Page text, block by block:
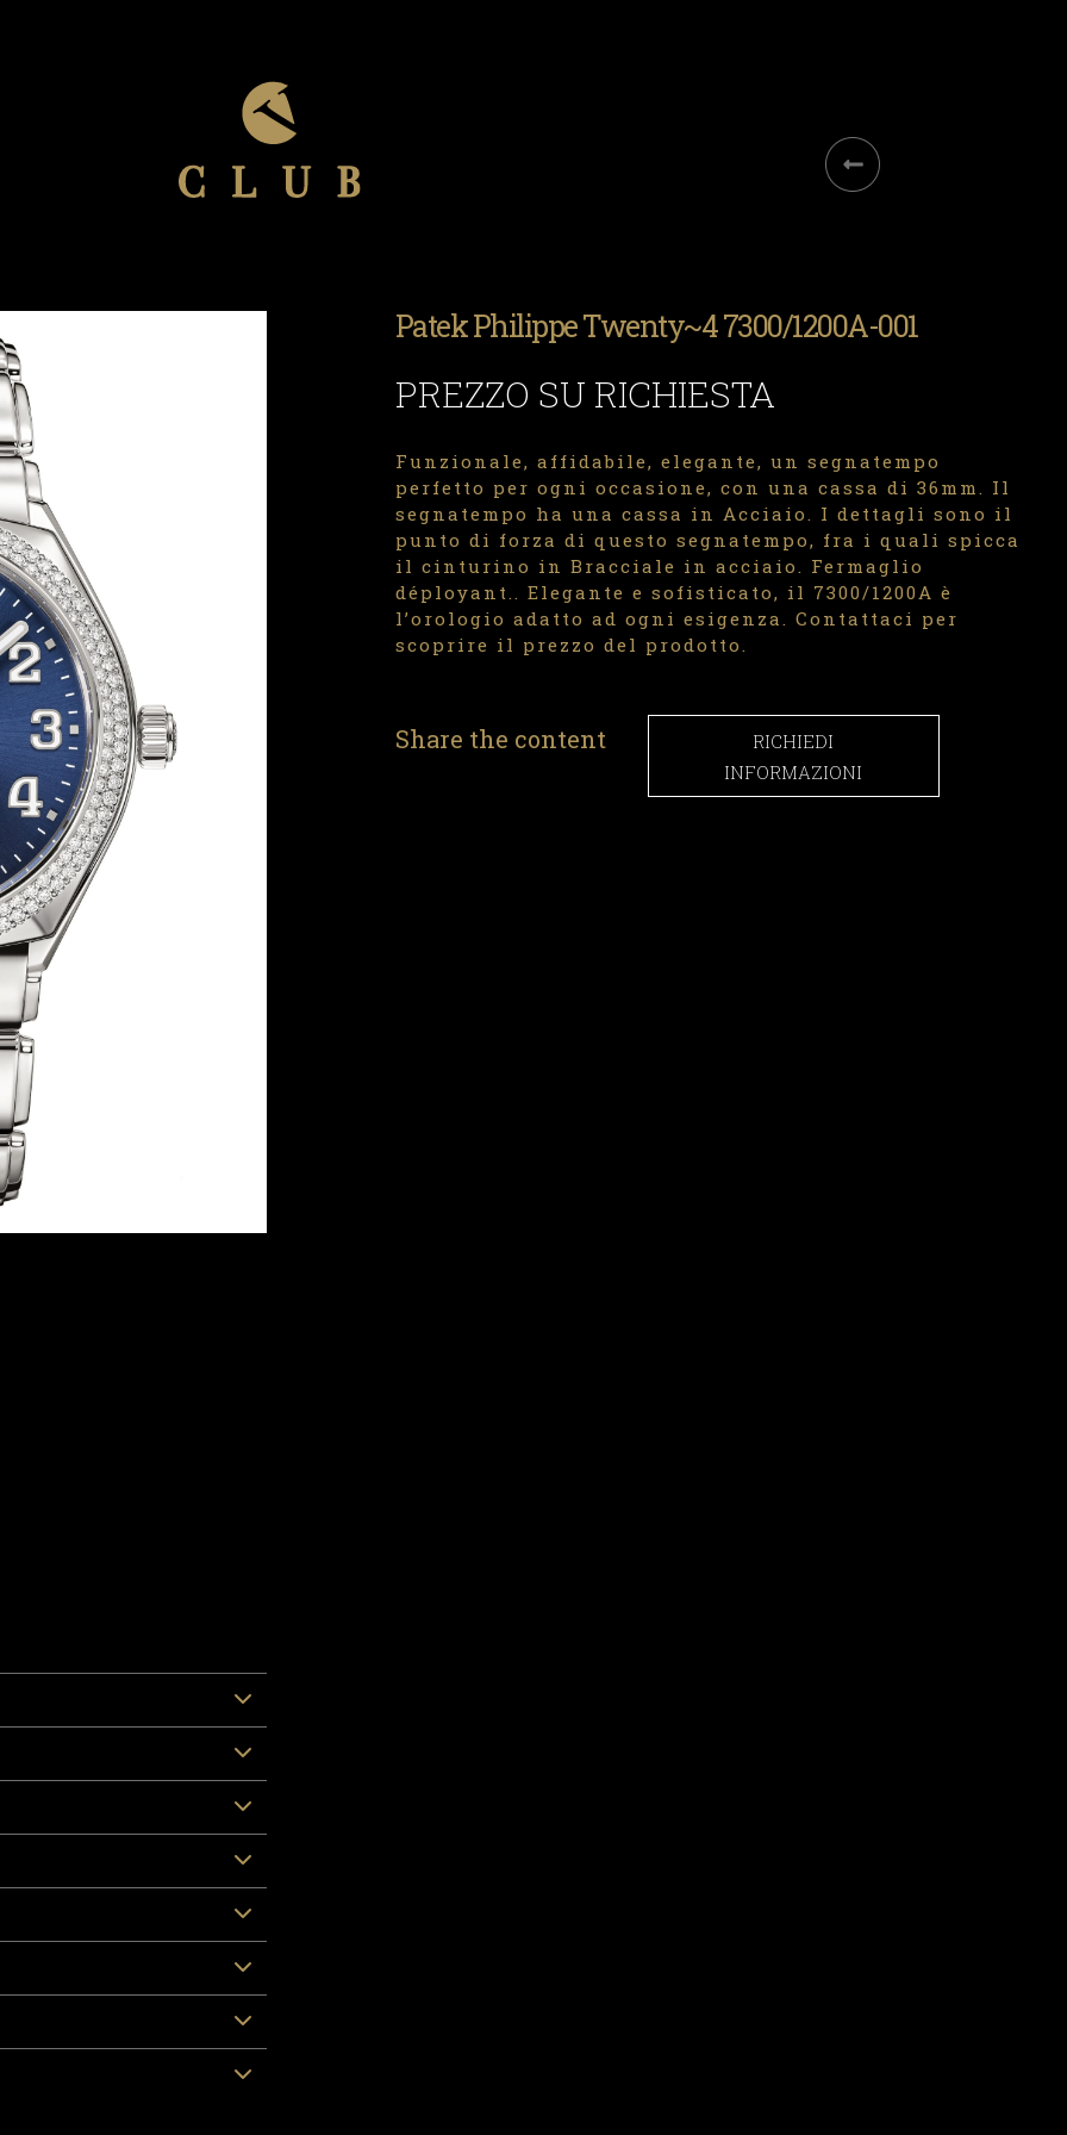
Patek Philippe Twenty~4 7300/1200A-001
PREZZO SU RICHIESTA
Funzionale, affidabile, elegante, un segnatempo
perfetto per ogni occasione, con una cassa di 36mm. Il
segnatempo ha una cassa in Acciaio. I dettagli sono il
punto di forza di questo segnatempo, fra i quali spicca
il cinturino in Bracciale in acciaio. Fermaglio
déployant.. Elegante e sofisticato, il 7300/1200A è
l’orologio adatto ad ogni esigenza. Contattaci per
scoprire il prezzo del prodotto.
Share the content
RICHIEDI
INFORMAZIONI